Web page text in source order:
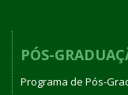
PÓS-
Programa de Pós-